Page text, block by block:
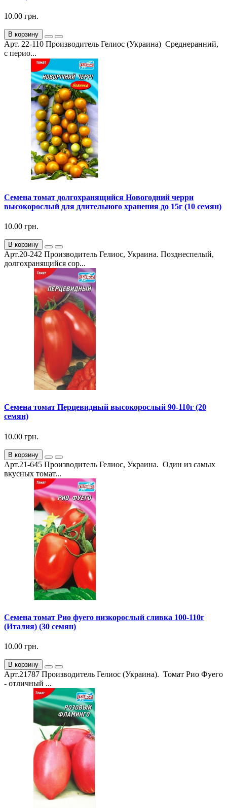
10.00 грн.
В корзину
Арт. 22-110 Производитель Гелиос (Украина) Среднеранний,
с перио...
Семена томат долгохранящийся Новогодний черри
высокорослый для длительного хранения до 15г (10 семян)
10.00 грн.
В корзину
Арт.20-242 Производитель Гелиос, Украина. Позднеспелый,
долгохранящийся сор...
Семена томат Перцевидный высокорослый 90-110г (20
семян)
10.00 грн.
В корзину
Арт.21-645 Производитель Гелиос, Украина. Один из самых
вкусных томат...
Семена томат Рио фуего низкорослый сливка 100-110г
(Италия) (30 семян)
10.00 грн.
В корзину
Арт.21787 Производитель Гелиос (Украина). Томат Рио Фуего
- отличный ...